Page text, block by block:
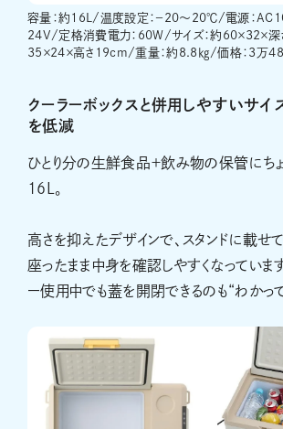
容量：約16L/温度設定：－20～20℃/電源：
24V/定格消費電力：60W/サイズ：約60×32×深
35×24×高さ19cm/重量：約8.8㎏/価格：3万
クーラーボックスと併用しやすいサ
を低減
ひとり分の生鮮食品＋飲み物の保管にち
16L。
高さを抑えたデザインで、スタンドに載せ
座ったまま中身を確認しやすくなっていま
ー使用中でも蓋を開閉できるのも“わかって